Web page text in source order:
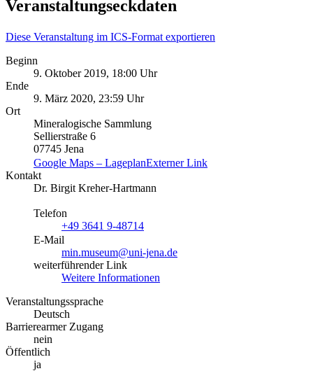
Veranstaltungseckdaten
Diese Veranstaltung im ICS-Format exportieren
Beginn
9. Oktober 2019, 18:00 Uhr
Ende
9. März 2020, 23:59 Uhr
Ort
Mineralogische Sammlung
Sellierstraße 6
07745 Jena
Google Maps – LageplanExterner Link
Kontakt
Dr. Birgit Kreher-Hartmann
Telefon
+49 3641 9-48714
E-Mail
min.museum@uni-jena.de
weiterführender Link
Weitere Informationen
Veranstaltungssprache
Deutsch
Barrierearmer Zugang
nein
Öffentlich
ja